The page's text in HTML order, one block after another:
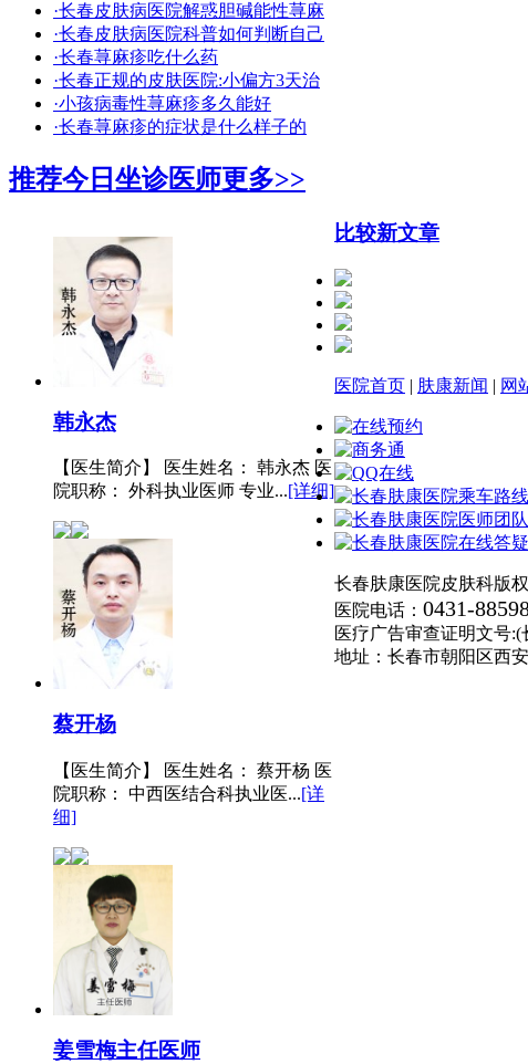
·长春皮肤病医院解惑胆碱能性荨麻
·长春皮肤病医院科普如何判断自己
·长春荨麻疹吃什么药
·长春正规的皮肤医院:小偏方3天治
·小孩病毒性荨麻疹多久能好
·长春荨麻疹的症状是什么样子的
推荐今日坐诊医师更多>>
韩永杰
【医生简介】 医生姓名： 韩永杰 医
院职称： 外科执业医师 专业...[详细]
蔡开杨
【医生简介】 医生姓名： 蔡开杨 医
院职称： 中西医结合科执业医...[详
细]
姜雪梅主任医师
比较新文章
医院首页 | 肤康新闻 | 网
长春肤康医院皮肤科版
医院电话： 0431-
医疗广告审查证明文号:(
地址：长春市朝阳区西